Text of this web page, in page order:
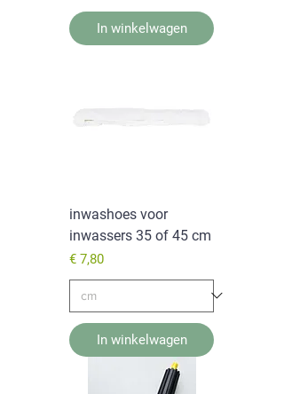
In winkelwagen
inwashoes voor
inwassers 35 of 45 cm
Prijs
€ 7,80
In winkelwagen